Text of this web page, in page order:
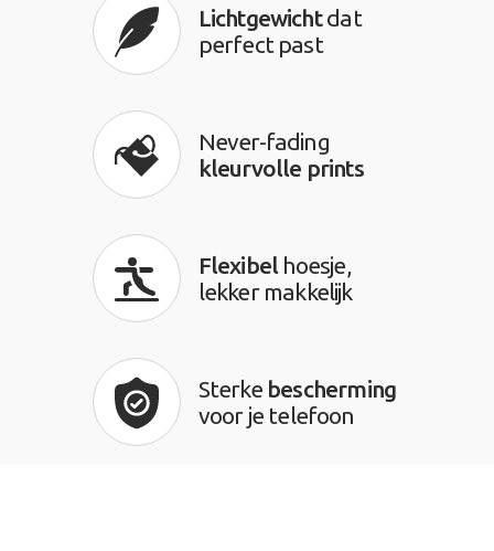
Lichtgewichtdat
perfect past
Never-fading
kleurvolle prints
Flexibel hoesje,
lekker makkelijk
Sterke bescherming
voor je telefoon